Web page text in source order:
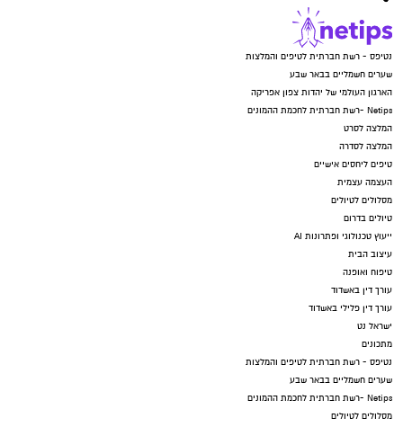
נטיפס - רשת חברתית לטיפים והמלצות
שערים חשמליים בבאר שבע
הארגון העולמי של יהדות צפון אפריקה
Netips -רשת חברתית לחכמת ההמונים
המלצה לסרט
המלצה לסדרה
טיפים ליחסים אישיים
העצמה עצמית
מסלולים לטיולים
טיולים בדרום
ייעוץ טכנולוגי ופתרונות AI
עיצוב הבית
טיפוח ואופנה
עורך דין באשדוד
עורך דין פלילי באשדוד
ישראל נט
מתכונים
נטיפס - רשת חברתית לטיפים והמלצות
שערים חשמליים בבאר שבע
Netips -רשת חברתית לחכמת ההמונים
מסלולים לטיולים